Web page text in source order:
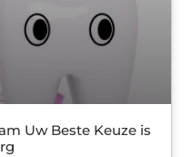
Uw Beste Keuze is